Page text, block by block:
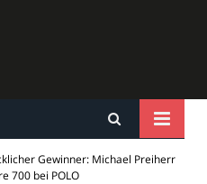
Gewinner: Michael Preiherr
700 bei POLO